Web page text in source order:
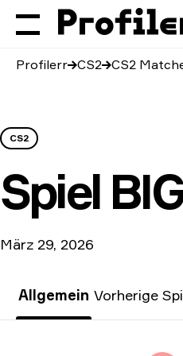
Profilerr CS2 CS2
CS2
Spiel
März 29, 2026
Allgemein Vorherige